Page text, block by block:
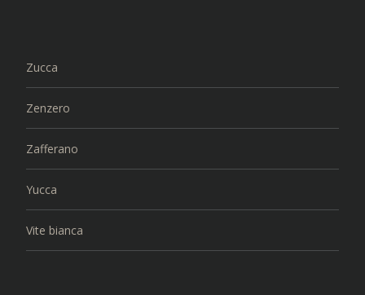
Zucca
Zenzero
Zafferano
Yucca
Vite bianca